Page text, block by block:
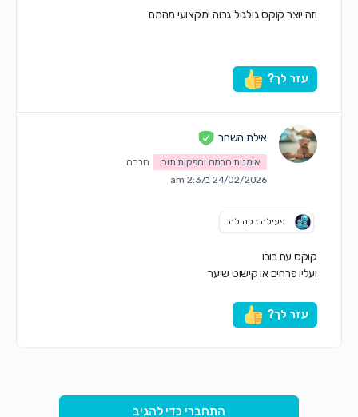
וזה יוצר קוקס גולגול גבוה ומקצועי מהמם
עזר לך?
אילת השחר
אומנות הבמה והפקות תוכן
חברה
24/02/2026 ב2:37 am
פעילה בקהילה
קוקס עם בובו
ועליו פרחים או קישוט שיער
עזר לך?
התחברי כדי להגיב